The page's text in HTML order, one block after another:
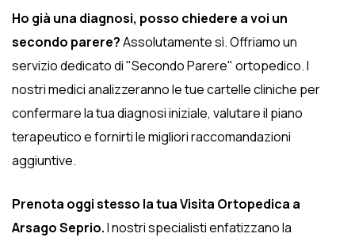
Ho già una diagnosi, posso chiedere a voi un
secondo parere?Assolutamente sì. Offriamo un
servizio dedicato di "Secondo Parere" ortopedico. I
nostri medici analizzeranno le tue cartelle cliniche per
confermare la tua diagnosi iniziale, valutare il piano
terapeutico e fornirti le migliori raccomandazioni
aggiuntive.
Prenota oggi stesso la tua Visita Ortopedica a
Arsago Seprio.I nostri specialisti enfatizzano la